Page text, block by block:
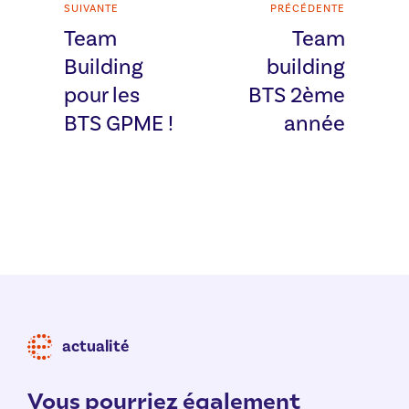
SUIVANTE
Team
Building
pour les
BTS GPME !
PRÉCÉDENTE
Team
building
BTS 2ème
année
actualité
Vous pourriez également